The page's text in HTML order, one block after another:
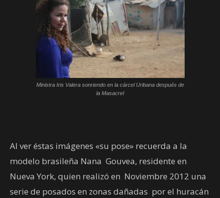
Ministra Iris Valera sonriendo en la cárcel Uribana después de
la MasacreI
Al ver éstas imágenes «su pose» recuerda a la
modelo brasileña Nana Gouvea, residente en
Nueva York, quien realizó en Noviembre 2012 una
serie de posados en zonas dañadas por el huracán